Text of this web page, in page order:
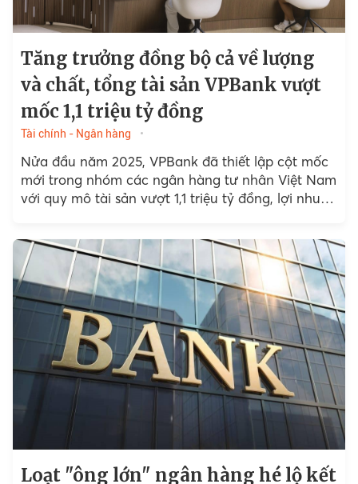
Tăng trưởng đồng bộ cả về lượng
và chất, tổng tài sản VPBank vượt
mốc 1,1 triệu tỷ đồng
Tài chính - Ngân hàng
Nửa đầu năm 2025, VPBank đã thiết lập cột mốc
mới trong nhóm các ngân hàng tư nhân Việt Nam
với quy mô tài sản vượt 1,1 triệu tỷ đồng, lợi nhuận
Loạt "ông lớn" ngân hàng hé lộ kết